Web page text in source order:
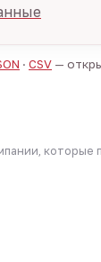
· CSV —
которые